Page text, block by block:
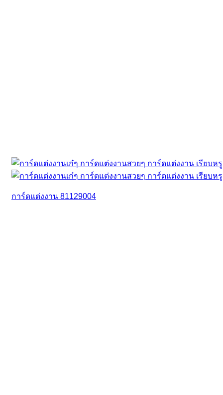
การ์ดแต่งงาน 81129004